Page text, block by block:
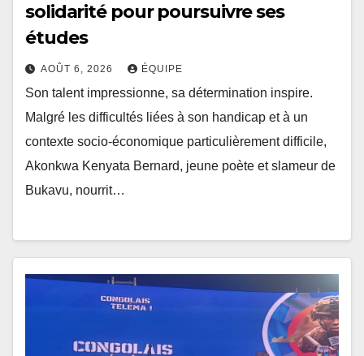
solidarité pour poursuivre ses
études
AOÛT 6, 2026 ÉQUIPE
Son talent impressionne, sa détermination inspire.
Malgré les difficultés liées à son handicap et à un
contexte socio-économique particulièrement difficile,
Akonkwa Kenyata Bernard, jeune poète et slameur de
Bukavu, nourrit…